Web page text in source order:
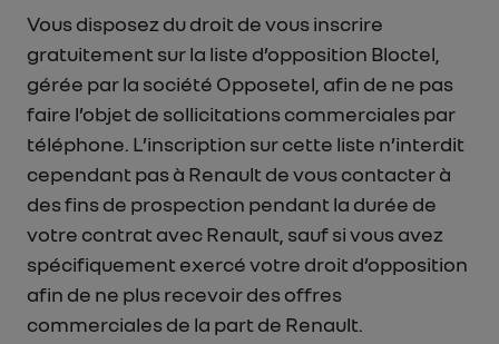
Vous disposez du droit de vous inscrire
gratuitement sur la liste d’opposition Bloctel,
gérée par la société Opposetel, afin de ne pas
faire l’objet de sollicitations commerciales par
téléphone. L’inscription sur cette liste n’interdit
cependant pas à Renault de vous contacter à
des fins de prospection pendant la durée de
votre contrat avec Renault, sauf si vous avez
spécifiquement exercé votre droit d’opposition
afin de ne plus recevoir des offres
commerciales de la part de Renault.